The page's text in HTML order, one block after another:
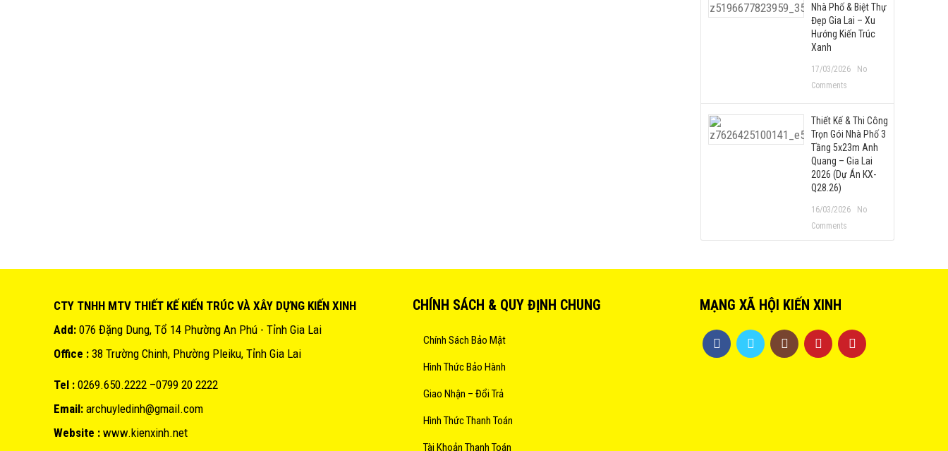
Nhà Phố & Biệt Thự
Đẹp Gia Lai – Xu
Hướng Kiến Trúc
Xanh
17/03/2026
No
Comments
Thiết Kế & Thi Công
Trọn Gói Nhà Phố 3
Tầng 5x23m Anh
Quang – Gia Lai
2026 (Dự Án KX-
Q28.26)
16/03/2026
No
Comments
CTY TNHH MTV THIẾT KẾ KIẾN TRÚC VÀ XÂY DỰNG KIẾN XINH
Add: 076 Đặng Dung, Tổ 14 Phường An Phú - Tỉnh Gia Lai
Office : 38 Trường Chinh, Phường Pleiku, Tỉnh Gia Lai
Tel : 0269.650.2222 –0799 20 2222
Email: archuyledinh@gmail.com
Website : www.kienxinh.net
CHÍNH SÁCH & QUY ĐỊNH CHUNG
Chính Sách Bảo Mật
Hình Thức Bảo Hành
Giao Nhận – Đổi Trả
Hình Thức Thanh Toán
Tài Khoản Thanh Toán
MẠNG XÃ HỘI KIẾN XINH